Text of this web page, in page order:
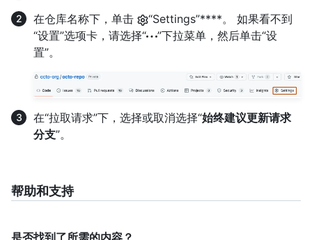
在仓库名称下，单击
“Settings”****。 如果看不到
“设置”选项卡，请选择“
”下拉菜单，然后单击“设
置”。
在“拉取请求”下，选择或取消选择“始终建议更新请求
分支”。
帮助和支持